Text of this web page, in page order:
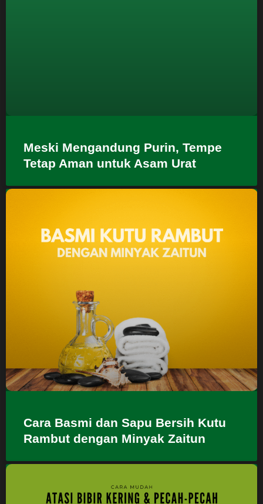
Meski Mengandung Purin, Tempe
Tetap Aman untuk Asam Urat
Cara Basmi dan Sapu Bersih Kutu
Rambut dengan Minyak Zaitun